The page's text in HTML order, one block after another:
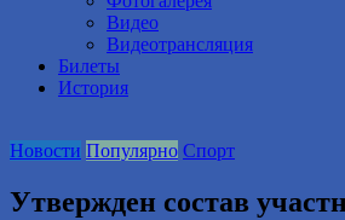
Видео
Видеотрансляция
Билеты
История
Новости Популярно Спорт
Утвержден состав